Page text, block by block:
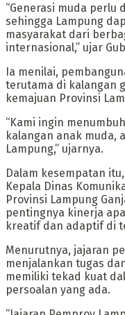
“Generasi muda perlu
sehingga Lampung
masyarakat dari
internasional,” ujar
Ia menilai,
terutama di kalangan
kemajuan Provinsi
“Kami ingin
kalangan anak muda,
Lampung,” ujarnya.
Dalam kesempatan
Kepala Dinas
Provinsi Lampung
pentingnya kinerja
kreatif dan adaptif di
Menurutnya, jajaran
menjalankan tugas
memiliki tekad kuat
persoalan yang ada.